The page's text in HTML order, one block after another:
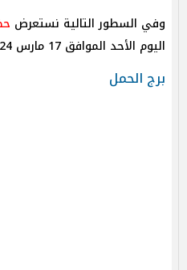
وفي السطور التالية نستعرض
اليوم الأحد الموافق 17 مارس 2024، والتي جاءت كالتالي:
برج الحمل